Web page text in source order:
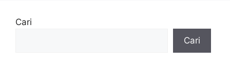
Cari
Cari